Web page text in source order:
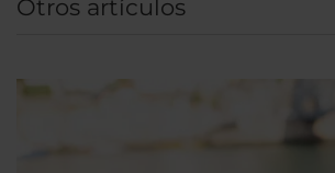
Otros artículos